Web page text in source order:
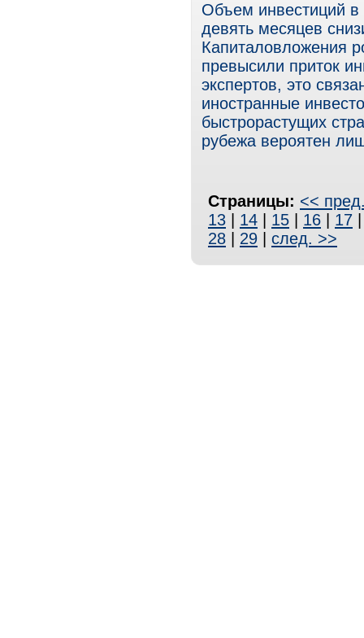
Объем инвестиций в
девять месяцев
Капиталовложения
превысили приток
экспертов, это
иностранные
быстрорастущих
рубежа вероятен
Страницы: <<
13
14 15 16 17
28
29 след. >>